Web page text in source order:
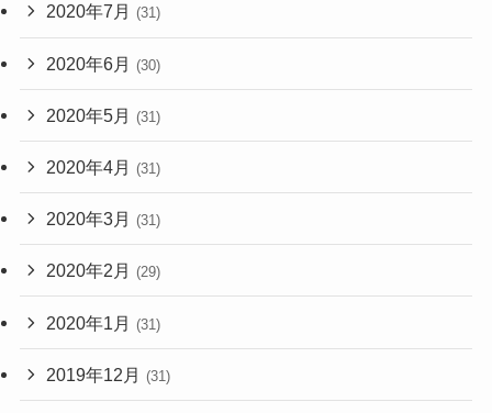
2020年7月 (31)
2020年6月 (30)
2020年5月 (31)
2020年4月 (31)
2020年3月 (31)
2020年2月 (29)
2020年1月 (31)
2019年12月 (31)